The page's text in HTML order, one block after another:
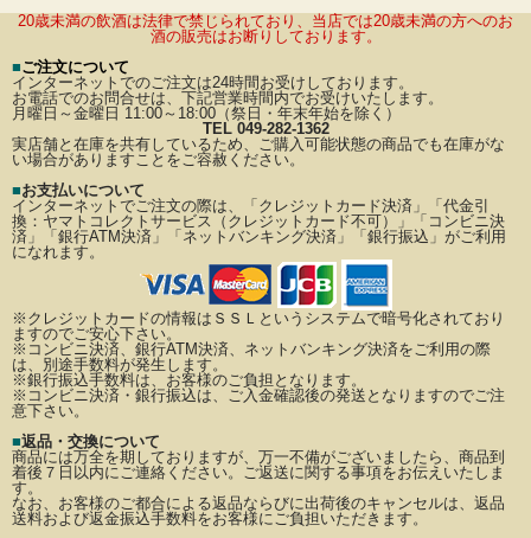
20歳未満の飲酒は法律で禁じられており、当店では20歳未満の方へのお
酒の販売はお断りしております。
■ご注文について
インターネットでのご注文は24時間お受けしております。
お電話でのお問合せは、下記営業時間内でお受けいたします。
月曜日～金曜日 11:00～18:00（祭日・年末年始を除く）
TEL 049-282-1362
実店舗と在庫を共有しているため、ご購入可能状態の商品でも在庫がな
い場合がありますことをご容赦ください。
■お支払いについて
インターネットでご注文の際は、「クレジットカード決済」「代金引
換：ヤマトコレクトサービス（クレジットカード不可）」
「コンビニ決
済」「銀行ATM決済」「ネットバンキング決済」「銀行振込」がご利用
になれます。
※クレジットカードの情報はＳＳＬというシステムで暗号化されており
ますのでご安心下さい。
※コンビニ決済、銀行ATM決済、ネットバンキング決済をご利用の際
は、別途手数料が発生します。
※銀行振込手数料は、お客様のご負担となります。
※コンビニ決済・銀行振込は、ご入金確認後の発送となりますのでご注
意下さい。
■返品・交換について
商品には万全を期しておりますが、万一不備がございましたら、商品到
着後７日以内にご連絡ください。
ご返送に関する事項をお伝えいたしま
す。
なお、お客様のご都合による返品ならびに出荷後のキャンセルは、返品
送料および返金振込手数料をお客様にご負担いただきます。